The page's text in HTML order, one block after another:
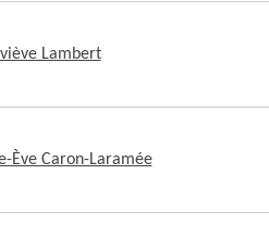
Lambert
Ève Caron-Laramée